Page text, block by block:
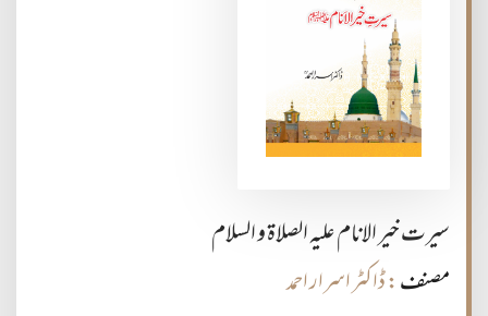
سیرت خیر الانام علیہ الصلاۃ و السلام
مصنف: ڈاکٹر اسرار احمد